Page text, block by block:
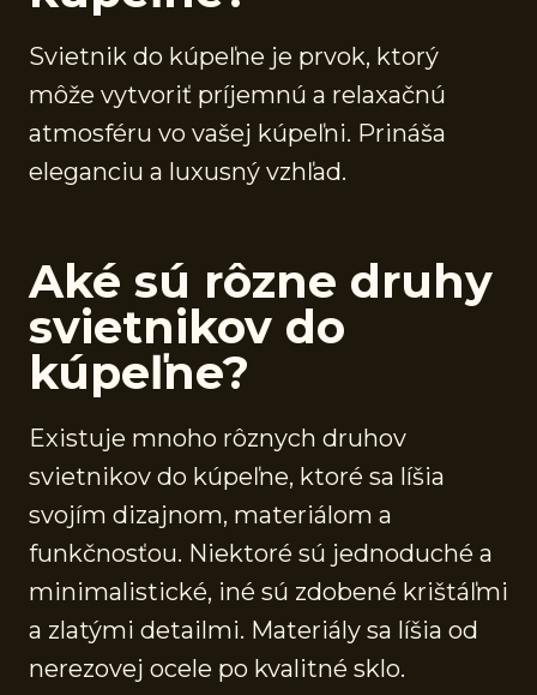
Svietnik do kúpeľne je prvok, ktorý
môže vytvoriť príjemnú a relaxačnú
atmosféru vo vašej kúpeľni. Prináša
eleganciu a luxusný vzhľad.
Aké sú rôzne druhy
svietnikov do
kúpeľne?
Existuje mnoho rôznych druhov
svietnikov do kúpeľne, ktoré sa líšia
svojím dizajnom, materiálom a
funkčnosťou. Niektoré sú jednoduché a
minimalistické, iné sú zdobené krištáľmi
a zlatými detailmi. Materiály sa líšia od
nerezovej ocele po kvalitné sklo.